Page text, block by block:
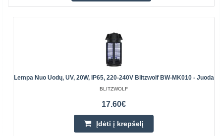
Lempa Nuo Uodų, UV, 20W, IP65, 220-240V Blitzwolf BW-MK010 - Juoda
BLITZWOLF
17.60€
Įdėti į krepšelį